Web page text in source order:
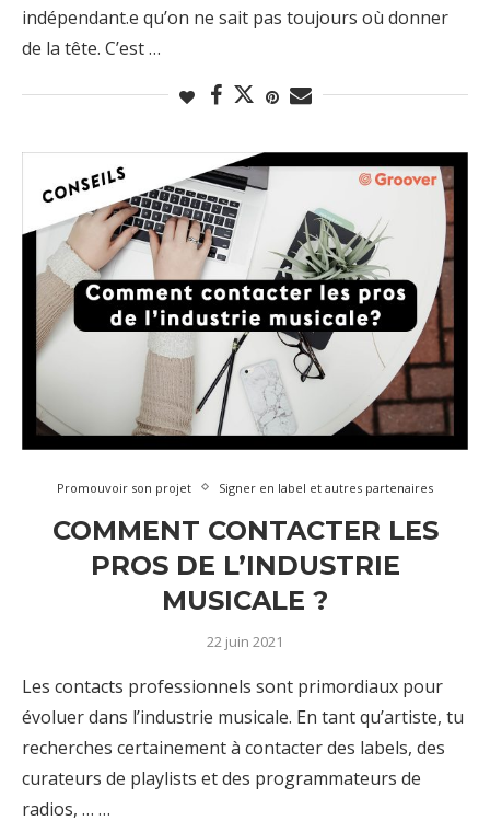
indépendant.e qu’on ne sait pas toujours où donner
de la tête. C’est …
Promouvoir son projet Signer en label et autres partenaires
COMMENT CONTACTER LES
PROS DE L’INDUSTRIE
MUSICALE ?
22 juin 2021
Les contacts professionnels sont primordiaux pour
évoluer dans l’industrie musicale. En tant qu’artiste, tu
recherches certainement à contacter des labels, des
curateurs de playlists et des programmateurs de
radios, … …